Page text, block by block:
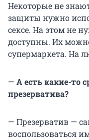
Некоторые не
защиты нужно
сексе. На этом не
доступны. Их
супермаркета. На
— А есть какие-то
презерватива?
— Презерватив —
воспользоваться